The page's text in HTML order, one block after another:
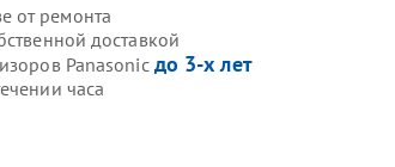
от ремонта
доставкой
Panasonic до 3-х лет
часа